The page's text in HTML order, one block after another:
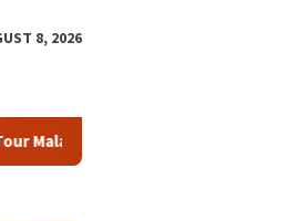
8, 2026
Jadi Magnet Sport Tourism,